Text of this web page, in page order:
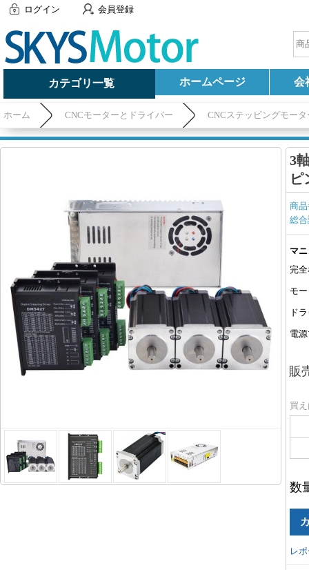
ログイン 会員登録
カテゴリ一覧 ホームページ 会
ホーム CNCモーターとドライバー CNCステッピングモー
ー
3
ピ
商
総
マ
完
モ
ド
電
販
買
数
レ